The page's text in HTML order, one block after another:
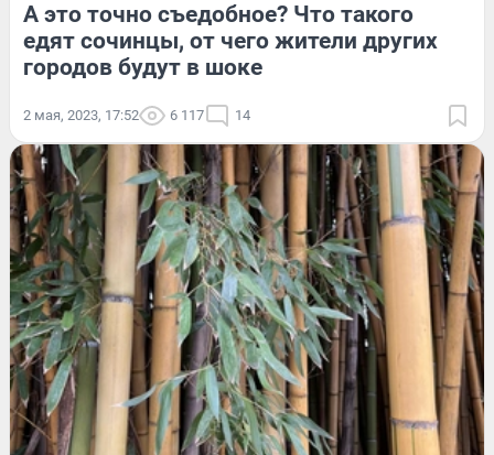
А это точно съедобное? Что такого
едят сочинцы, от чего жители других
городов будут в шоке
2 мая, 2023, 17:52 6 117 14